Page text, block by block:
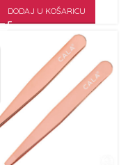
DODAJ U KOŠARICU